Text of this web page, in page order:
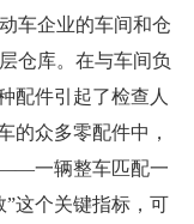
车企业的车间和仓
仓库。在与车间负
配件引起了检查人
的众多零配件中，
一辆整车匹配一
这个关键指标，可